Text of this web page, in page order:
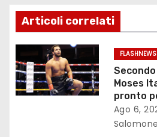
z
i
o
n
Articoli correlati
FLASHNEWS
Secondo
Moses
pronto
Ago 6,
Salomone